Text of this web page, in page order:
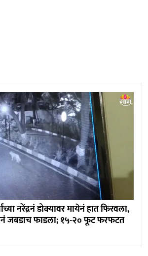
नरेंद्रनं डोक्यावर मायेनं हात फिरवला,
जबडाच फाडला; १५-२० फूट फरफटत